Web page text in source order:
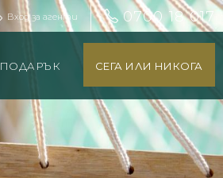
0700 18 017
Вход за агенти
СЕГА ИЛИ НИКОГА
ПОДАРЪК